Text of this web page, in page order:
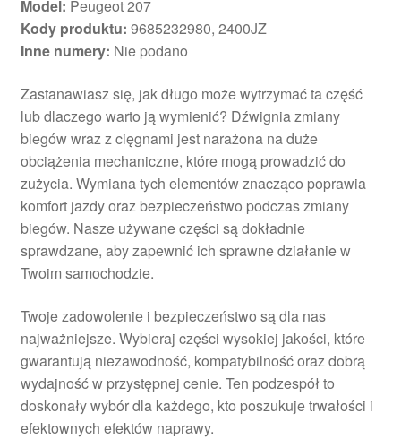
Model: Peugeot 207
Kody produktu: 9685232980, 2400JZ
Inne numery: Nie podano
Zastanawiasz się, jak długo może wytrzymać ta część
lub dlaczego warto ją wymienić? Dźwignia zmiany
biegów wraz z cięgnami jest narażona na duże
obciążenia mechaniczne, które mogą prowadzić do
zużycia. Wymiana tych elementów znacząco poprawia
komfort jazdy oraz bezpieczeństwo podczas zmiany
biegów. Nasze używane części są dokładnie
sprawdzane, aby zapewnić ich sprawne działanie w
Twoim samochodzie.
Twoje zadowolenie i bezpieczeństwo są dla nas
najważniejsze. Wybieraj części wysokiej jakości, które
gwarantują niezawodność, kompatybilność oraz dobrą
wydajność w przystępnej cenie. Ten podzespół to
doskonały wybór dla każdego, kto poszukuje trwałości i
efektownych efektów naprawy.